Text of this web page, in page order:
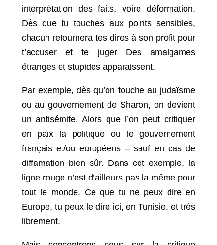
interprétation des faits, voire déformation.
Dès que tu touches aux points sensibles,
chacun retournera tes dires à son profit pour
t’accuser et te juger Des amalgames
étranges et stupides apparaissent.
Par exemple, dès qu’on touche au judaïsme
ou au gouvernement de Sharon, on devient
un antisémite. Alors que l’on peut critiquer
en paix la politique ou le gouvernement
français et/ou européens – sauf en cas de
diffamation bien sûr. Dans cet exemple, la
ligne rouge n’est d’ailleurs pas la même pour
tout le monde. Ce que tu ne peux dire en
Europe, tu peux le dire ici, en Tunisie, et très
librement.